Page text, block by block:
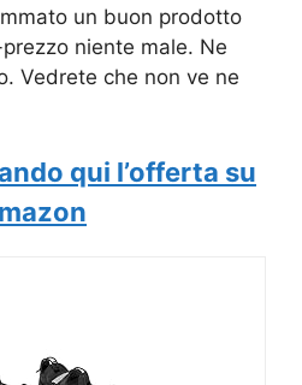
un buon prodotto
niente male. Ne
Vedrete che non ve ne
qui l’offerta su